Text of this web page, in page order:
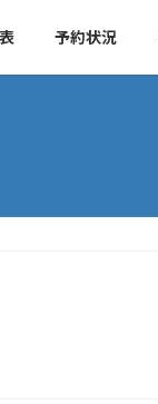
予約状況